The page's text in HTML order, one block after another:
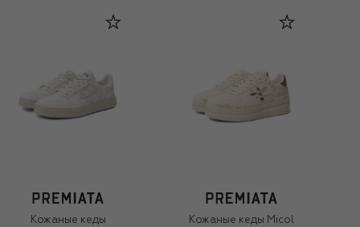
Кожаные кеды
Кожаные кеды Micol